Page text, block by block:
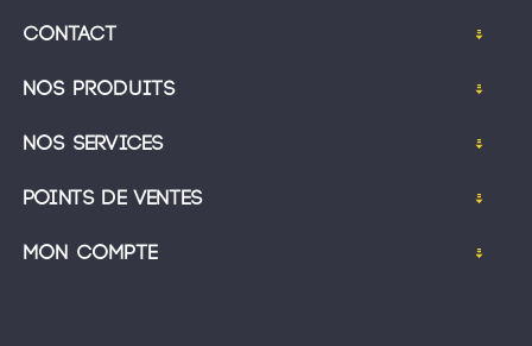
Contact
Nos produits
Nos services
Points de ventes
Mon compte